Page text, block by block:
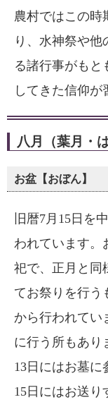
農村ではこの時
り、水神祭や
る諸行事がもと
してきた信仰が
八月（葉月・
お盆【おぼん】
旧暦7月15日を
われています。
祀で、正月と同
てお祭りを行う
から行われてい
に行う所もあり
13日にはお墓に
15日にはお送り